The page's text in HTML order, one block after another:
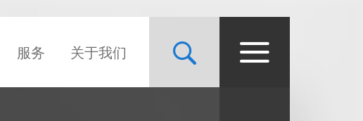
服务 关于我们